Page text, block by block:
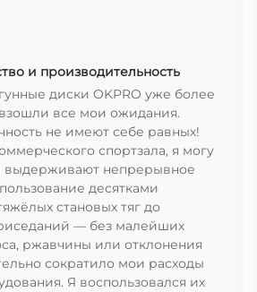
и производительность
диски OKPRO уже более
все мои ожидания.
не имеют себе равных!
спортзала, я могу
выдерживают непрерывное
десятками
становых тяг до
— без малейших
ржавчины или отклонения
сократило мои расходы
Я воспользовался их